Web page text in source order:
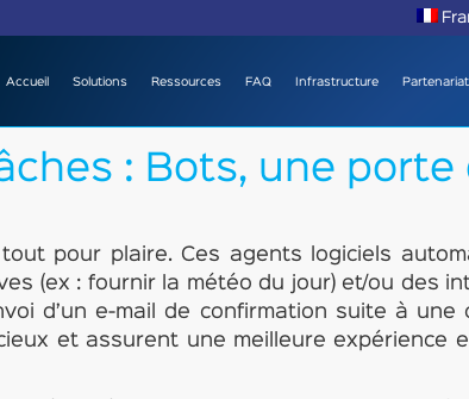
Accueil Solutions Ressources FAQ Infrastructure
: Bots, une porte
pour plaire. Ces agents logiciels
(ex : fournir la météo du jour) et/ou des
d’un e-mail de confirmation suite à une
et assurent une meilleure expérience